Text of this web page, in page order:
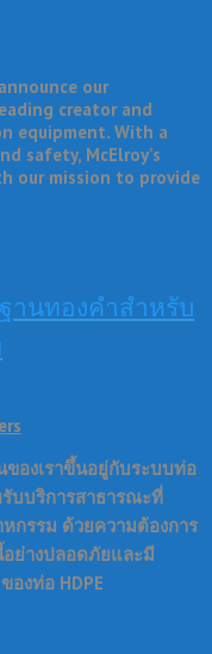
our
creator and
equipment. With a
safety, McElroy’s
our mission to provide
านทองคำสำหรับ
องเราขึ้นอยู่กับระบบท่อ
บบริการสาธารณะที่
กรรม ด้วยความต้องการ
ย่างปลอดภัยและมี
งท่อ HDPE